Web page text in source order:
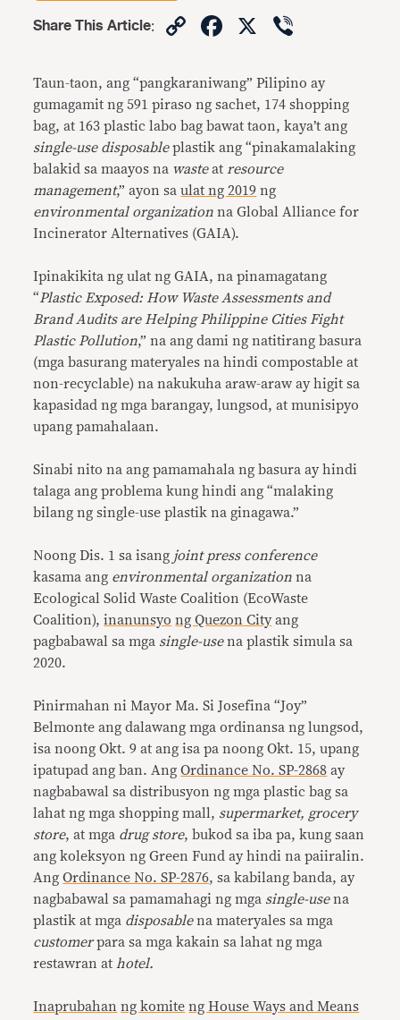
Share This Article: CopyFacebook
X
Taun-taon, ang “pangkaraniwang” Pilipino ay
gumagamit ng 591 piraso ng sachet, 174 shopping
bag, at 163 plastic labo bag bawat taon, kaya’t ang
single-use disposableplastik ang “pinakamalaking
balakid sa maayos na wasteat resource
management,” ayon saulat ng 2019 ng
environmental organization na Global Alliance for
Incinerator Alternatives (GAIA).
Ipinakikita ng ulat ng GAIA, na pinamagatang
“Plastic Exposed: How Waste Assessments and
Brand Audits are Helping Philippine Cities Fight
Plastic Pollution,” na ang dami ng natitirang basura
(mga basurang materyales na hindi compostable at
non-recyclable) na nakukuha araw-araw ay higit sa
kapasidad ng mga barangay, lungsod, at munisipyo
upang pamahalaan.
Sinabi nito na ang pamamahala ng basura ay hindi
talaga ang problema kung hindi ang “malaking
bilang ng single-use plastik na ginagawa.”
Noong Dis. 1 sa isang joint press conference
kasama ang environmental organization na
Ecological Solid Waste Coalition (EcoWaste
Coalition),inanunsyo ng Quezon City ang
pagbabawal sa mga single-usena plastik simula sa
2020.
Pinirmahan ni Mayor Ma. Si Josefina “Joy”
Belmonte ang dalawang mga ordinansa ng lungsod,
isa noong Okt. 9 at ang isa pa noong Okt. 15, upang
ipatupad ang ban. AngOrdinance No. SP-2868 ay
nagbabawal sa distribusyon ng mga plastic bag sa
lahat ng mga shopping mall, supermarket, grocery
store, at mga drug store, bukod sa iba pa, kung saan
ang koleksyon ng Green Fund ay hindi na paiiralin.
AngOrdinance No. SP-2876, sa kabilang banda, ay
nagbabawal sa pamamahagi ng mga single-usena
plastik at mga disposablena materyales sa mga
customerpara sa mga kakain sa lahat ng mga
restawran at hotel.
Inaprubahan ng komite ng House Ways and Means